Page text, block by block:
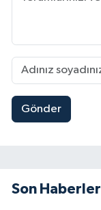
Gönder
Son Haberler